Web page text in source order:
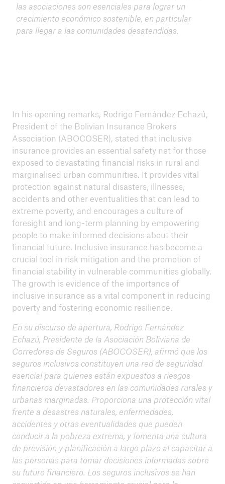
las asociaciones son esenciales para lograr un
crecimiento económico sostenible, en particular
para llegar a las comunidades desatendidas.
In his opening remarks, Rodrigo Fernández Echazú,
President of the Bolivian Insurance Brokers
Association (ABOCOSER), stated that inclusive
insurance provides an essential safety net for those
exposed to devastating financial risks in rural and
marginalised urban communities. It provides vital
protection against natural disasters, illnesses,
accidents and other eventualities that can lead to
extreme poverty, and encourages a culture of
foresight and long-term planning by empowering
people to make informed decisions about their
financial future. Inclusive insurance has become a
crucial tool in risk mitigation and the promotion of
financial stability in vulnerable communities globally.
The growth is evidence of the importance of
inclusive insurance as a vital component in reducing
poverty and fostering economic resilience.
En su discurso de apertura, Rodrigo Fernández
Echazú, Presidente de la Asociación Boliviana de
Corredores de Seguros (ABOCOSER), afirmó que los
seguros inclusivos constituyen una red de seguridad
esencial para quienes están expuestos a riesgos
financieros devastadores en las comunidades rurales y
urbanas marginadas. Proporciona una protección vital
frente a desastres naturales, enfermedades,
accidentes y otras eventualidades que pueden
conducir a la pobreza extrema, y fomenta una cultura
de previsión y planificación a largo plazo al capacitar a
las personas para tomar decisiones informadas sobre
su futuro financiero. Los seguros inclusivos se han